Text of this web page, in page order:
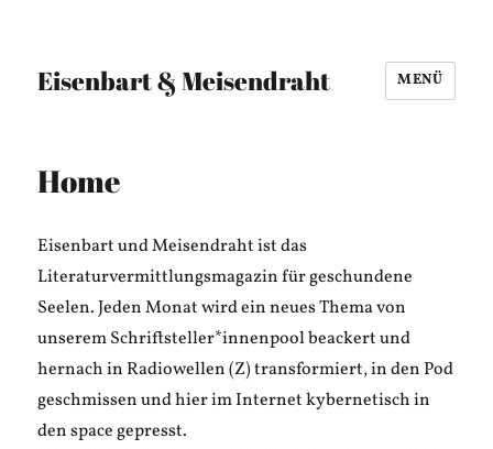
Eisenbart & Meisendraht MENÜ
Home
Eisenbart und Meisendraht ist das
Literaturvermittlungsmagazin für geschundene
Seelen. Jeden Monat wird ein neues Thema von
unserem Schriftsteller*innenpool beackert und
hernach in Radiowellen (Z) transformiert, in den Pod
geschmissen und hier im Internet kybernetisch in
den space gepresst.